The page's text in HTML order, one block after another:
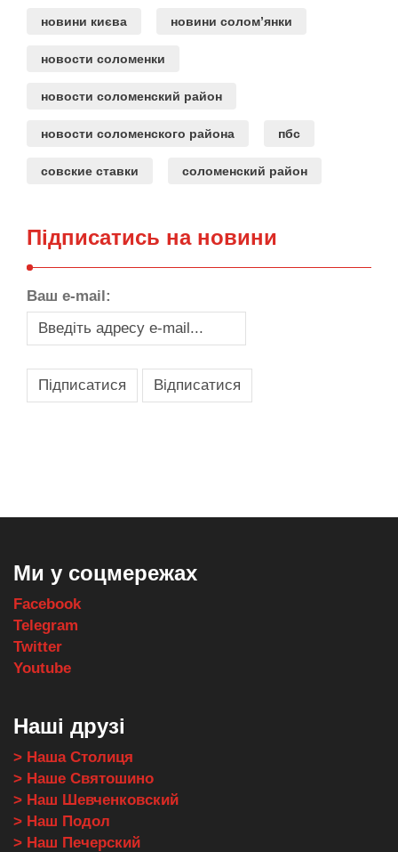
новини києва новини солом’янки
новости соломенки
новости соломенский район
новости соломенского района пбс
совские ставки соломенский район
Підписатись на новини
Ваш e-mail:
Ми у соцмережах
Facebook
Telegram
Twitter
Youtube
Наші друзі
> Наша Столиця
> Наше Святошино
> Наш Шевченковский
> Наш Подол
> Наш Печерский